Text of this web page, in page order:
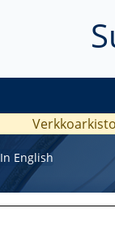
In English